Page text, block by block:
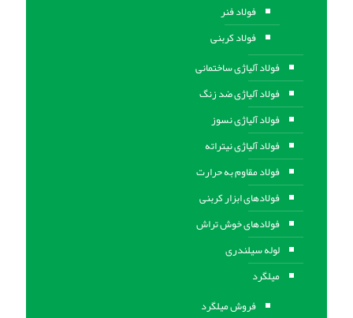
فولاد فنر
فولاد کربنی
فولاد آلیاژی ساختمانی
فولاد آلیاژی ضد زنگ
فولاد آلیاژی نسوز
فولاد آلیاژی نیتراته
فولاد مقاوم به حرارت
فولادهای ابزار کربنی
فولادهای خوش تراش
لوله سیلندری
میلگرد
فروش میلگرد